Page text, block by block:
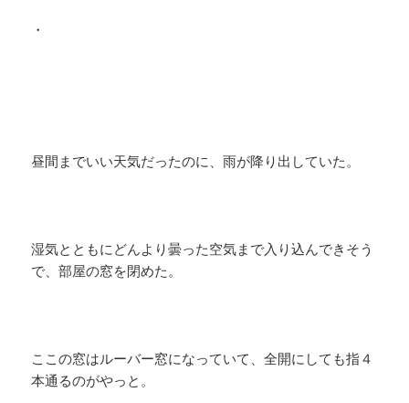
・
昼間までいい天気だったのに、雨が降り出していた。
湿気とともにどんより曇った空気まで入り込んできそう
で、部屋の窓を閉めた。
ここの窓はルーバー窓になっていて、全開にしても指４
本通るのがやっと。